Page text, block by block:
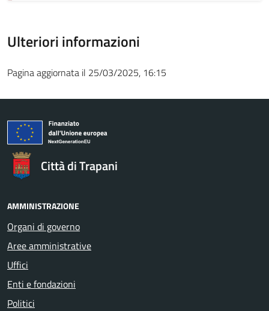
Ulteriori informazioni
Pagina aggiornata il 25/03/2025, 16:15
Città di Trapani
AMMINISTRAZIONE
Organi di governo
Aree amministrative
Uffici
Enti e fondazioni
Politici